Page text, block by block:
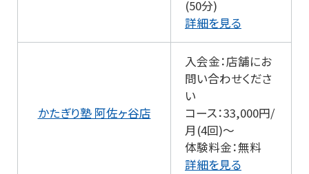
(50分)
詳細を見る
かたぎり塾 阿佐ヶ谷店
入会金：店舗にお
問い合わせくださ
い
コース：33,000円/
月(4回)～
体験料金：無料
詳細を見る